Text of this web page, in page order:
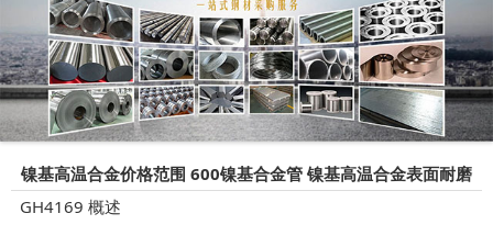
镍基高温合金价格范围 600镍基合金管 镍基高温合金表面耐磨
GH4169 概述